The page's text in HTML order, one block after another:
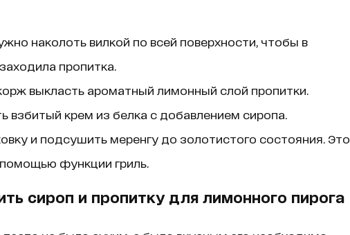
наколоть вилкой по всей поверхности, чтобы в
пропитка.
выкласть ароматный лимонный слой пропитки.
взбитый крем из белка с добавлением сиропа.
и подсушить меренгу до золотистого состояния. Это
функции гриль.
сироп и пропитку для лимонного пирога